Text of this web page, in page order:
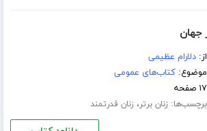
جهان
از:دلارام عظیمی
موضوع:کتاب‌های عمومی
۱۷ صفحه
برچسب‌ها: زنان برتر، زنان قدرتمند